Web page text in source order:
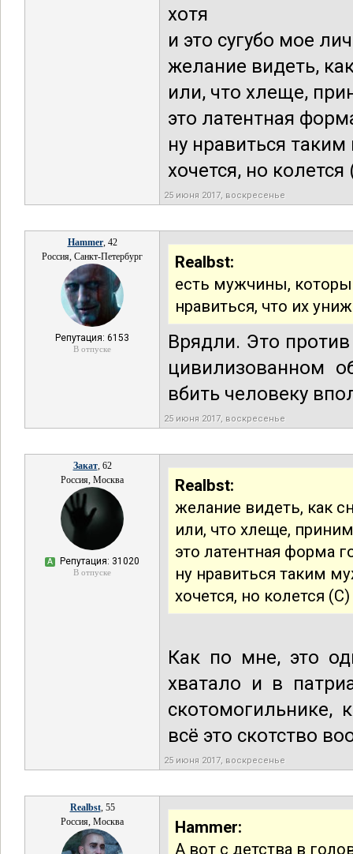
хотя
и это сугубо мое
желание видеть,
или, что хлеще,
это латентная
ну нравиться
хочется, но колется
25 июня 2017, воскресенье
Hammer, 42
Россия, Санкт-Петербург
Репутация: 6153
В отпуске
Realbst:
есть мужчины,
нравиться, что их
Врядли. Это
цивилизованном
вбить человеку
25 июня 2017, воскресенье
Закат, 62
Россия, Москва
А Репутация: 31020
В отпуске
Realbst:
желание видеть, как
или, что хлеще,
это латентная форма
ну нравиться таким
хочется, но колется (С)
Как по мне, это
хватало и в
скотомогильнике,
всё это скотство
25 июня 2017, воскресенье
Realbst, 55
Россия, Москва
Hammer:
А вот с детства в